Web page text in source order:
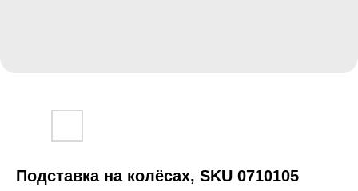
Подставка на колёсах, SKU 0710105